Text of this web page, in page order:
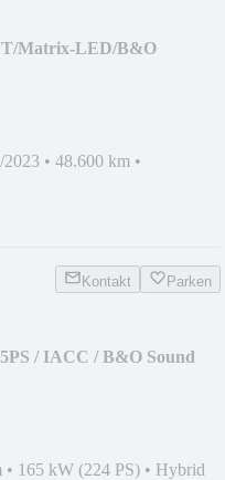
Matrix-LED/B&O
• 48.600 km •
Kontakt Parken
/ IACC / B&O Sound
• 165 kW (224 PS) • Hybrid